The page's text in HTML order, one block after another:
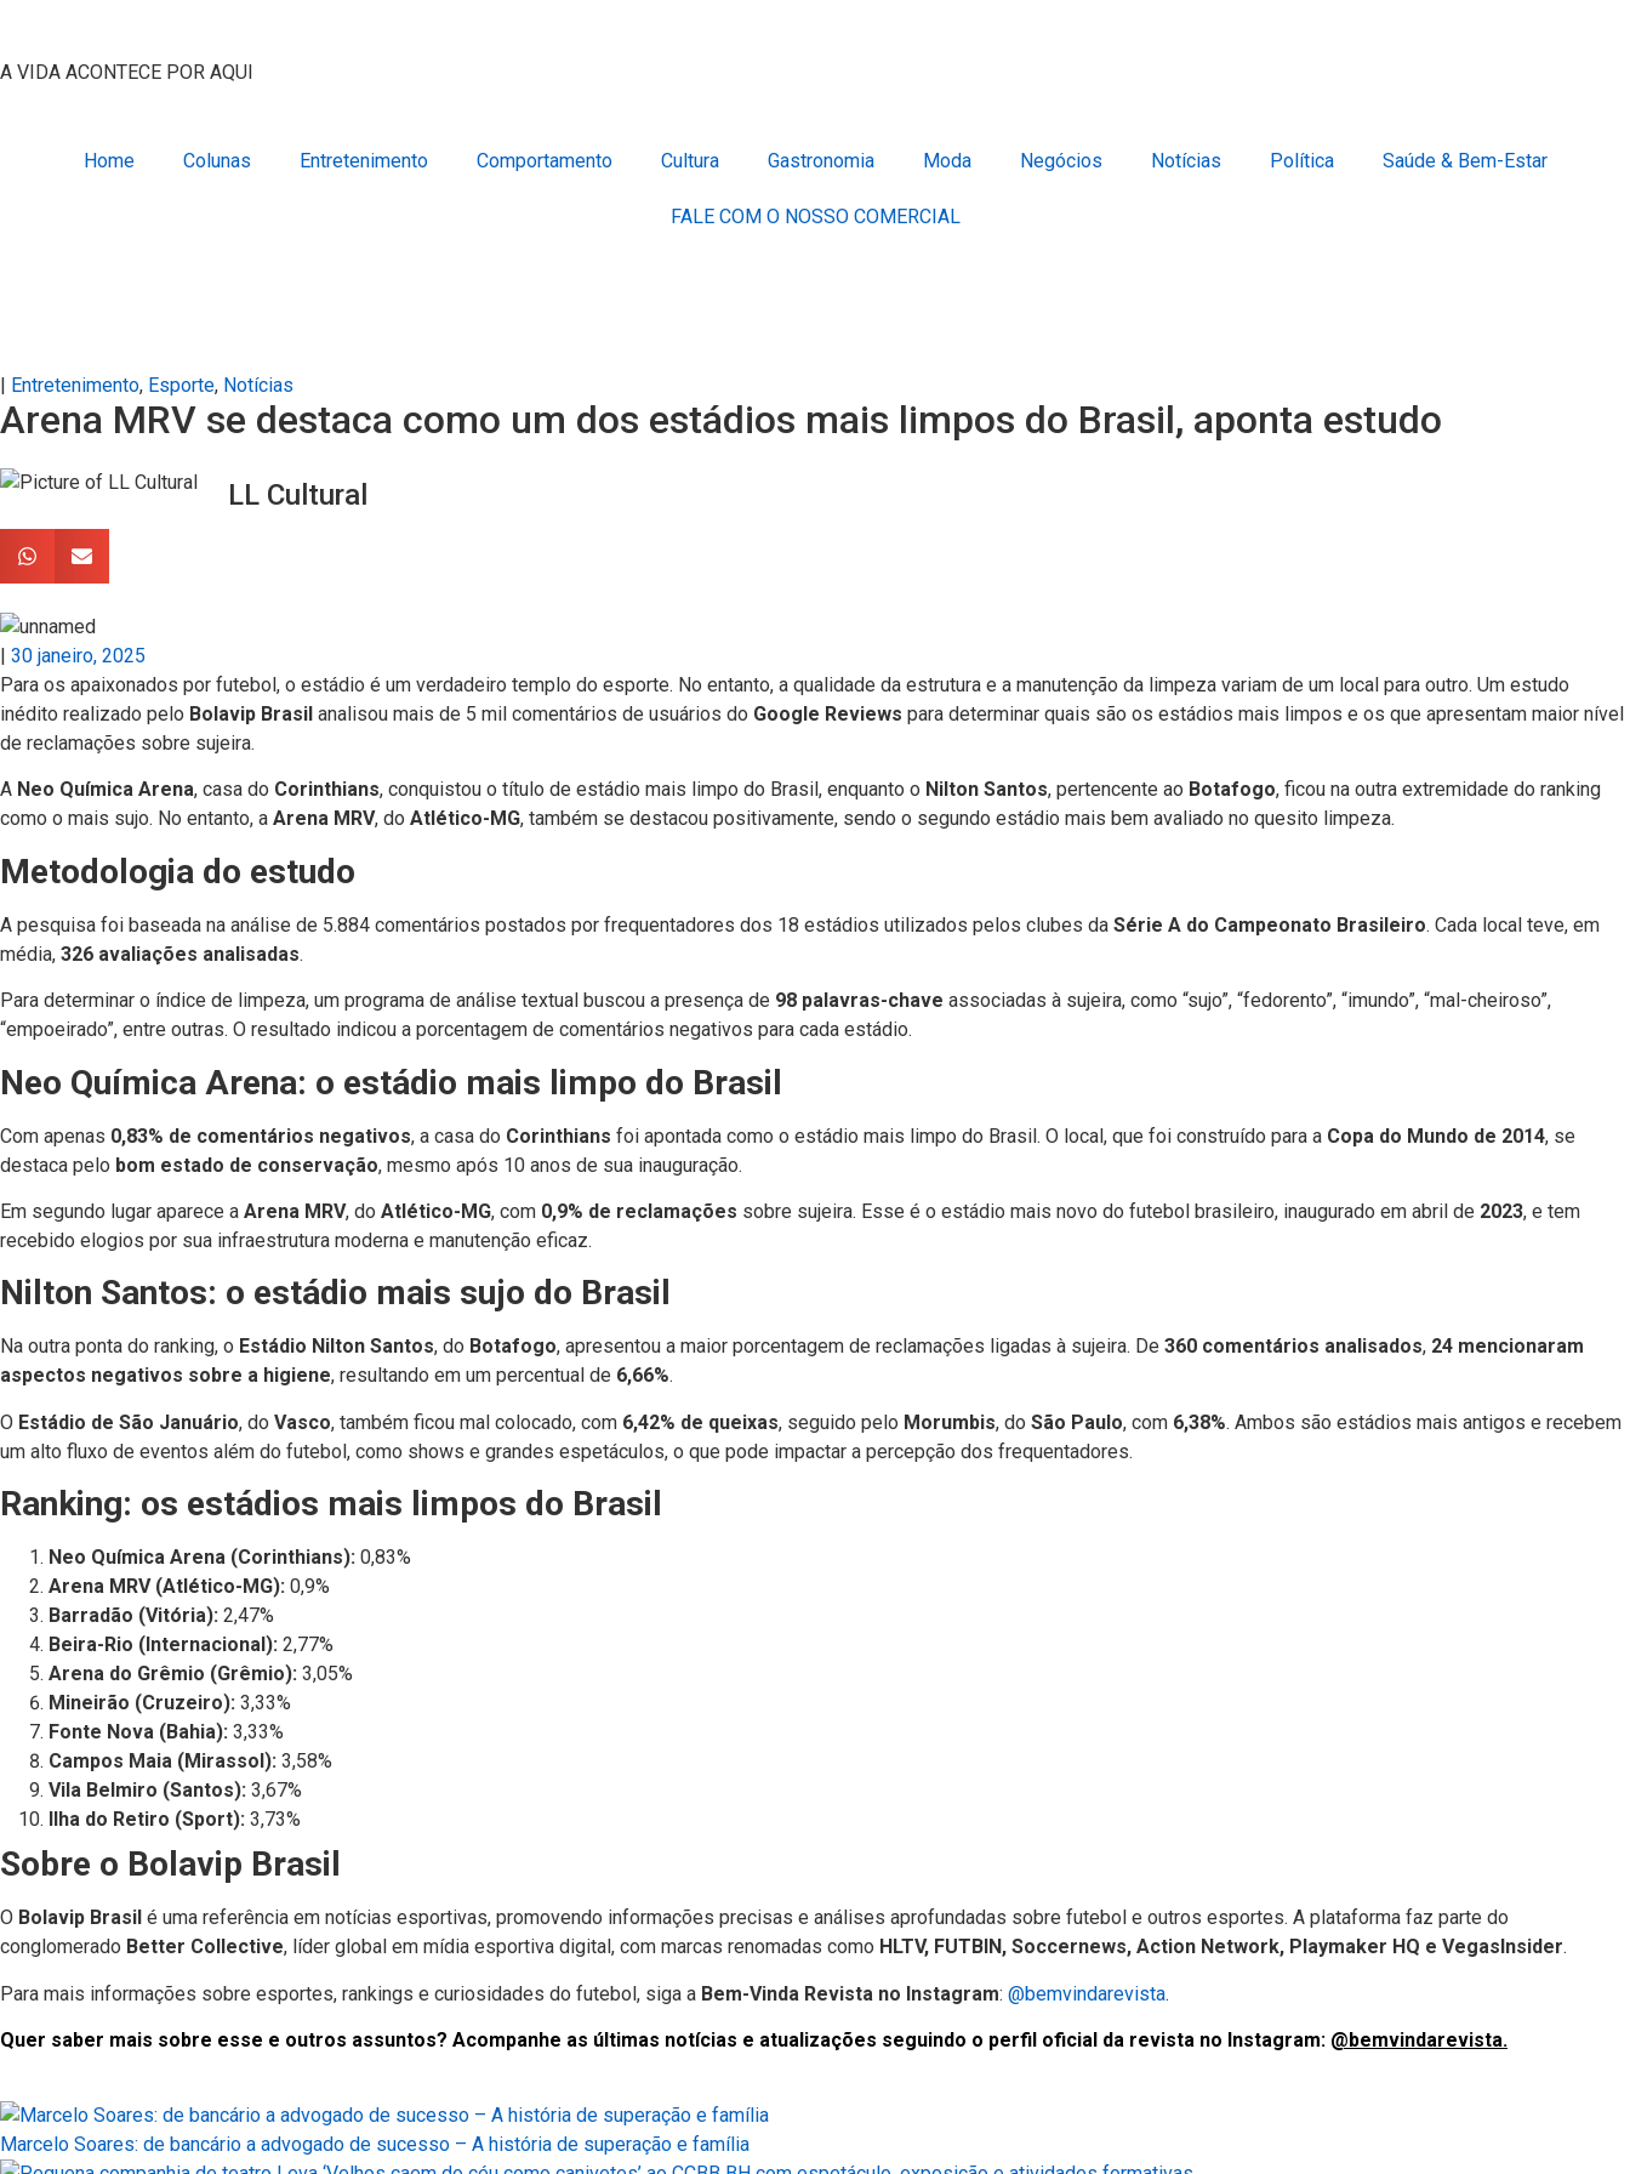
A VIDA ACONTECE POR AQUI
Home Colunas Entretenimento Comportamento Cultura Gastronomia Moda Negócios Notícias Política Saúde & Bem-Estar
FALE COM O NOSSO COMERCIAL
Entretenimento, Esporte, Notícias
Arena MRV se destaca como um dos estádios mais limpos do Brasil, aponta estudo
LL Cultural
| 30 janeiro, 2025
Para os apaixonados por futebol, o estádio é um verdadeiro templo do esporte. No entanto, a qualidade da estrutura e a manutenção da limpeza variam de um local para outro. Um estudo
inédito realizado pelo Bolavip Brasil analisou mais de 5 mil comentários de usuários do Google Reviews para determinar quais são os estádios mais limpos e os que apresentam maior nível
de reclamações sobre sujeira.
A Neo Química Arena, casa do Corinthians, conquistou o título de estádio mais limpo do Brasil, enquanto o Nilton Santos, pertencente ao Botafogo, ficou na outra extremidade do ranking
como o mais sujo. No entanto, a Arena MRV, do Atlético-MG, também se destacou positivamente, sendo o segundo estádio mais bem avaliado no quesito limpeza.
Metodologia do estudo
A pesquisa foi baseada na análise de 5.884 comentários postados por frequentadores dos 18 estádios utilizados pelos clubes da Série A do Campeonato Brasileiro. Cada local teve, em
média, 326 avaliações analisadas.
Para determinar o índice de limpeza, um programa de análise textual buscou a presença de 98 palavras-chave associadas à sujeira, como “sujo”, “fedorento”, “imundo”, “mal-cheiroso”,
“empoeirado”, entre outras. O resultado indicou a porcentagem de comentários negativos para cada estádio.
Neo Química Arena: o estádio mais limpo do Brasil
Com apenas 0,83% de comentários negativos, a casa do Corinthians foi apontada como o estádio mais limpo do Brasil. O local, que foi construído para a Copa do Mundo de 2014, se
destaca pelo bom estado de conservação, mesmo após 10 anos de sua inauguração.
Em segundo lugar aparece a Arena MRV, do Atlético-MG, com 0,9% de reclamações sobre sujeira. Esse é o estádio mais novo do futebol brasileiro, inaugurado em abril de 2023, e tem
recebido elogios por sua infraestrutura moderna e manutenção eficaz.
Nilton Santos: o estádio mais sujo do Brasil
Na outra ponta do ranking, o Estádio Nilton Santos, do Botafogo, apresentou a maior porcentagem de reclamações ligadas à sujeira. De 360 comentários analisados, 24 mencionaram
aspectos negativos sobre a higiene, resultando em um percentual de 6,66%.
O Estádio de São Januário, do Vasco, também ficou mal colocado, com 6,42% de queixas, seguido pelo Morumbis, do São Paulo, com 6,38%. Ambos são estádios mais antigos e recebem
um alto fluxo de eventos além do futebol, como shows e grandes espetáculos, o que pode impactar a percepção dos frequentadores.
Ranking: os estádios mais limpos do Brasil
Neo Química Arena (Corinthians): 0,83%
Arena MRV (Atlético-MG): 0,9%
Barradão (Vitória): 2,47%
Beira-Rio (Internacional): 2,77%
Arena do Grêmio (Grêmio): 3,05%
Mineirão (Cruzeiro): 3,33%
Fonte Nova (Bahia): 3,33%
Campos Maia (Mirassol): 3,58%
Vila Belmiro (Santos): 3,67%
Ilha do Retiro (Sport): 3,73%
Sobre o Bolavip Brasil
O Bolavip Brasil é uma referência em notícias esportivas, promovendo informações precisas e análises aprofundadas sobre futebol e outros esportes. A plataforma faz parte do
conglomerado Better Collective, líder global em mídia esportiva digital, com marcas renomadas como HLTV, FUTBIN, Soccernews, Action Network, Playmaker HQ e VegasInsider.
Para mais informações sobre esportes, rankings e curiosidades do futebol, siga a Bem-Vinda Revista no Instagram: @bemvindarevista.
Quer saber mais sobre esse e outros assuntos? Acompanhe as últimas notícias e atualizações seguindo o perfil oficial da revista no Instagram: @bemvindarevista.
Marcelo Soares: de bancário a advogado de sucesso – A história de superação e família